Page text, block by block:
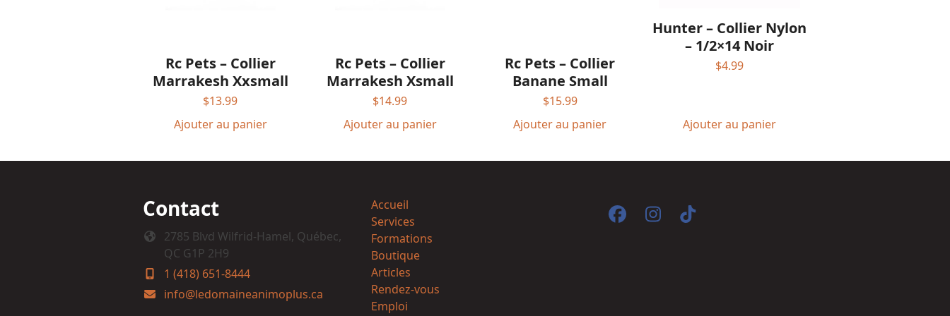
Rc Pets – Collier
Marrakesh Xxsmall
$13.99
Ajouter au panier
Rc Pets – Collier
Marrakesh Xsmall
$14.99
Ajouter au panier
Rc Pets – Collier
Banane Small
$15.99
Ajouter au panier
Hunter – Collier Nylon
– 1/2×14 Noir
$4.99
Ajouter au panier
Contact
2785 Blvd Wilfrid-Hamel, Québec,
QC G1P 2H9
1 (418) 651-8444
info@ledomaineanimoplus.ca
Accueil
Services
Formations
Boutique
Articles
Rendez-vous
Emploi
Facebook
Instagram
Tiktok